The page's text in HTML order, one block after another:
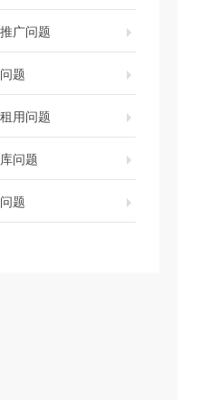
广问题
题
用问题
问题
题